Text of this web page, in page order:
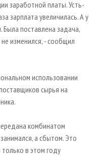
заработной платы. Усть-
зарплата увеличилась. А у
Была поставлена задача,
изменился, - сообщил
использовании
сырья на
комбинатом
а сбытом. Это
в этом году